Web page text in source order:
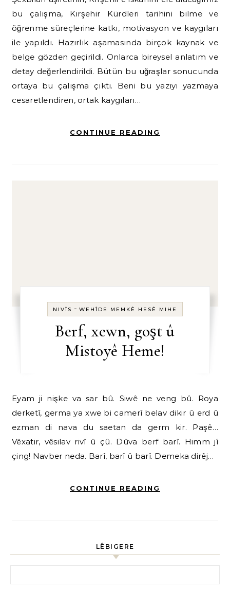
bu çalışma, Kırşehir Kürdleri tarihini bilme ve
öğrenme süreçlerine katkı, motivasyon ve kaygıları
ile yapıldı. Hazırlık aşamasında birçok kaynak ve
belge gözden geçirildi. Onlarca bireysel anlatım ve
detay değerlendirildi. Bütün bu uğraşlar sonucunda
ortaya bu çalışma çıktı. Beni bu yazıyı yazmaya
cesaretlendiren, ortak kaygıları…
CONTINUE READING
NIVÎS - WEHÎDE MEMKÊ HESÊ MIHE
Berf, xewn, goşt û
Mistoyê Heme!
Eyam ji nişke va sar bû. Siwê ne veng bû. Roya
derketî, germa ya xwe bi camerî belav dikir û erd û
ezman di nava du saetan da germ kir. Paşê…
Vêxatir, vêsilav rivî û çû. Dûva berf barî. Himm jî
çing! Navber neda. Barî, barî û barî. Demeka dirêj…
CONTINUE READING
LÊBIGERE